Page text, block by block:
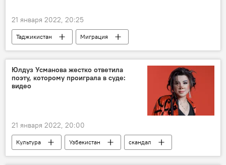
21 января 2022, 20:25
Таджикистан
Миграция
Южная Осетия
Юлдуз Усманова жестко ответила
поэту, которому проиграла в суде:
видео
21 января 2022, 20:00
Культура Узбекистан
скандал
Юлдуз Усманова
Знаменитости